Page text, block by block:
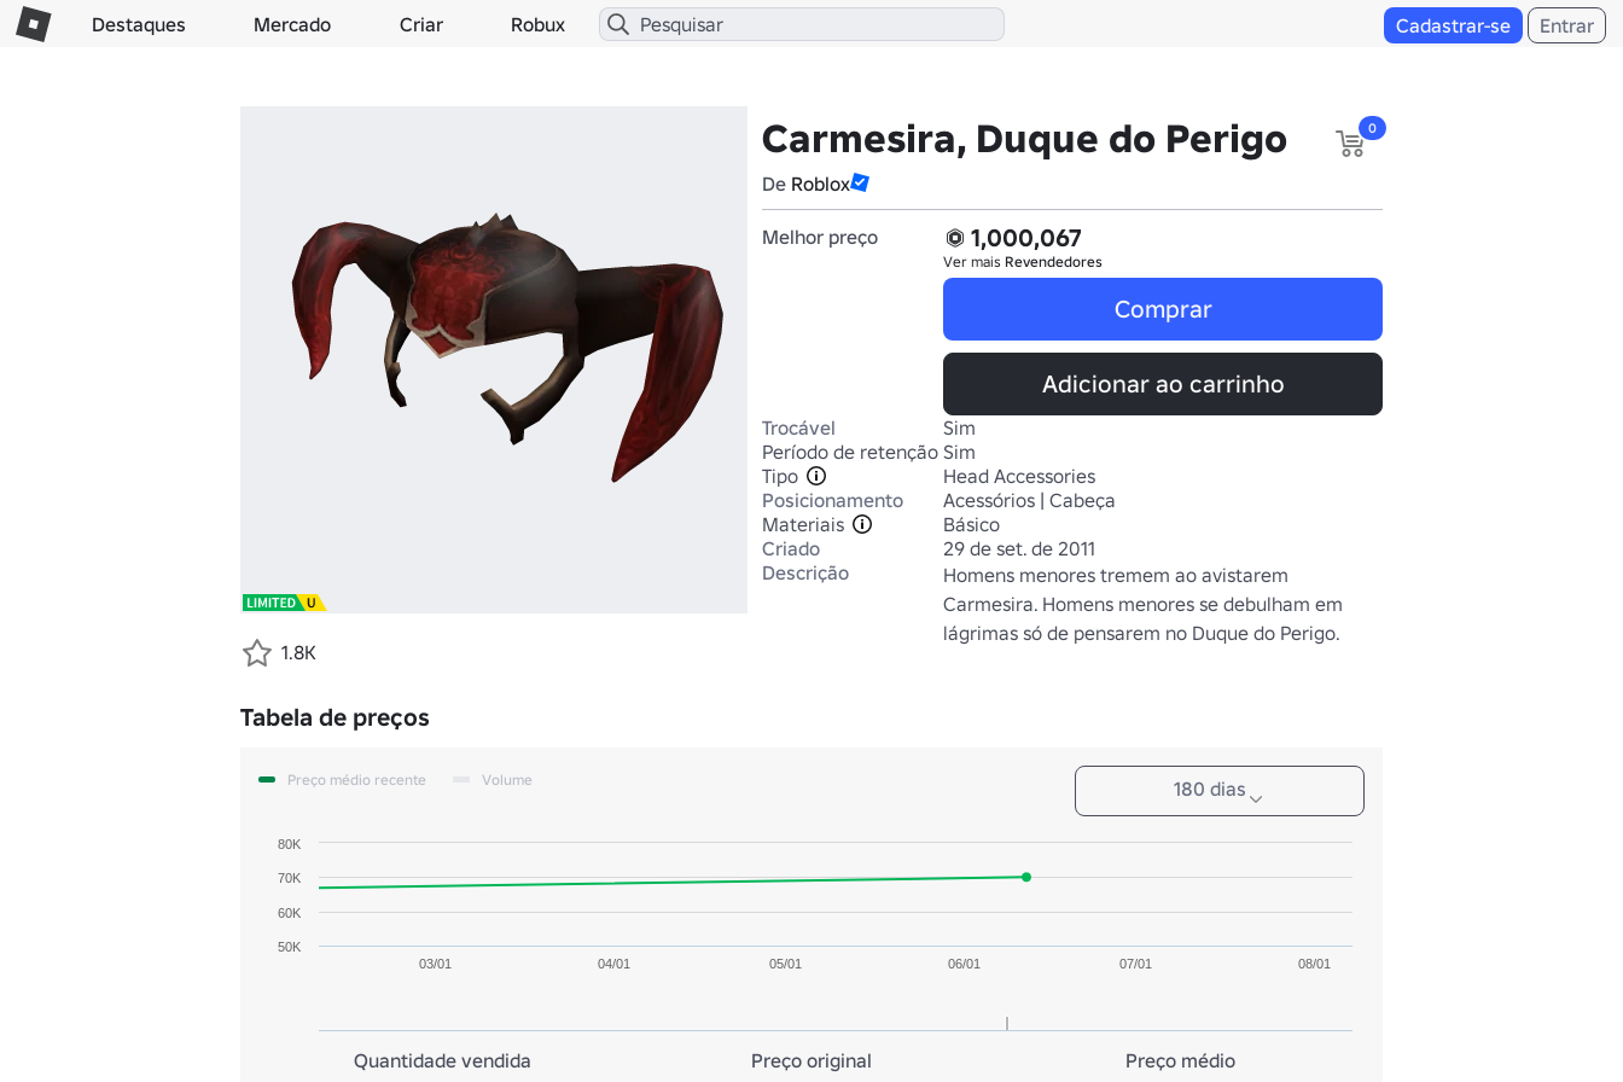
Destaques Mercado Criar Robux Cadastrar-se Entrar
Carmesira, Duque do Perigo
De Roblox
0
Melhor preço 1,000,067
Ver mais Revendedores
Comprar
Adicionar ao carrinho
Trocável
Sim
Período de retenção Sim
Tipo
Head Accessories
Posicionamento
Acessórios | Cabeça
Materiais
Básico
Criado
29 de set. de 2011
Descrição
Homens menores tremem ao avistarem
Carmesira. Homens menores se debulham em
lágrimas só de pensarem no Duque do Perigo.
1.8K
Tabela de preços
180 dias
Preço médio recente Volume
03/01 04/01 05/01 06/01 07/01 08/01
50K
60K
70K
80K
Quantidade vendida Preço original Preço médio